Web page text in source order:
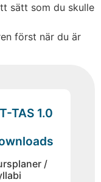
sätt som du skulle
först när du är
TAS 1.0
/